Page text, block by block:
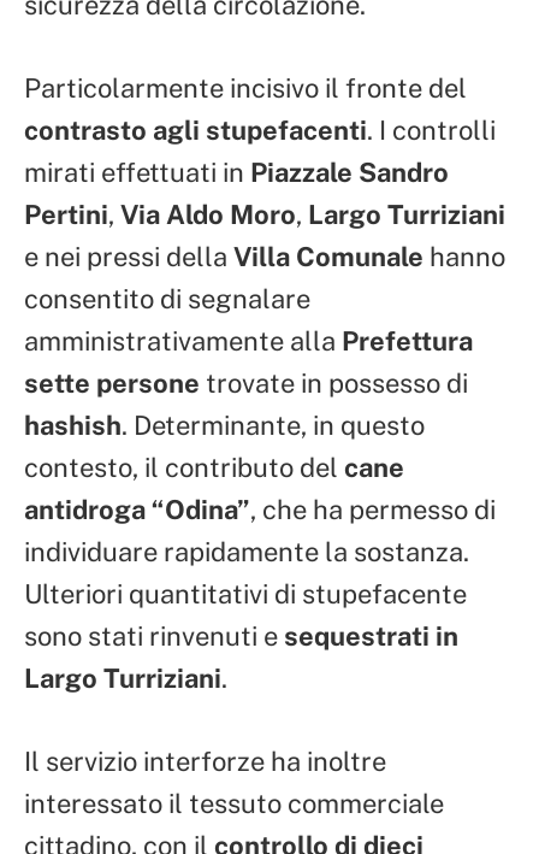
Particolarmente incisivo il fronte del
contrasto agli stupefacenti. I controlli
mirati effettuati in Piazzale Sandro
Pertini, Via Aldo Moro, Largo Turriziani
e nei pressi della Villa Comunale hanno
consentito di segnalare
amministrativamente alla Prefettura
sette persone trovate in possesso di
hashish. Determinante, in questo
contesto, il contributo del cane
antidroga “Odina”, che ha permesso di
individuare rapidamente la sostanza.
Ulteriori quantitativi di stupefacente
sono stati rinvenuti e sequestrati in
Largo Turriziani.
Il servizio interforze ha inoltre
interessato il tessuto commerciale
cittadino, con il controllo di dieci